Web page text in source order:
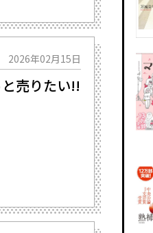
2026年02月15日
売りたい!!